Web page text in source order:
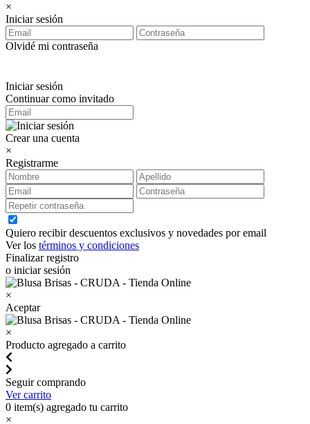
×
Iniciar sesión
Olvidé mi contraseña
Iniciar sesión
Continuar como invitado
Crear una cuenta
×
Registrarme
Quiero recibir descuentos exclusivos y novedades por email
Ver los términos y condiciones
Finalizar registro
o iniciar sesión
×
Aceptar
×
Producto agregado a carrito
Seguir comprando
Ver carrito
0 item(s) agregado tu carrito
×